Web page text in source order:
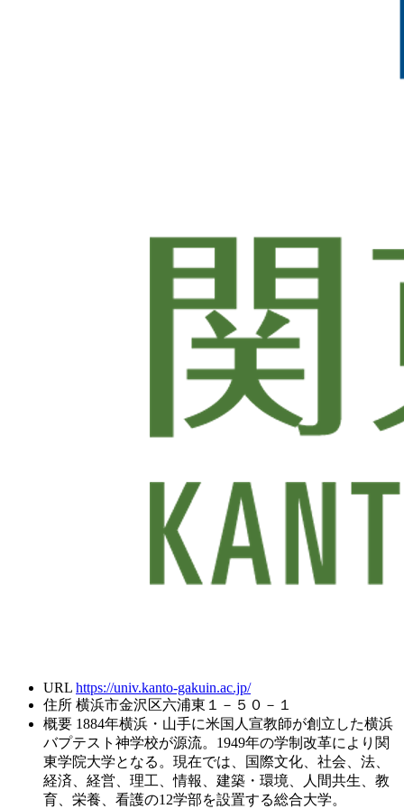
URL https://univ.kanto-gakuin.ac.jp/
住所 横浜市金沢区六浦東１－５０－１
概要 1884年横浜・山手に米国人宣教師が創立した横浜
バプテスト神学校が源流。1949年の学制改革により関
東学院大学となる。現在では、国際文化、社会、法、
経済、経営、理工、情報、建築・環境、人間共生、教
育、栄養、看護の12学部を設置する総合大学。